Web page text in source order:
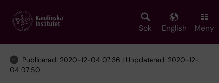
main
Sök English Meny
Publicerad: 2020-12-04 07:36 | Uppdaterad: 2020-12-
04 07:50